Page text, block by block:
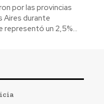
por las provincias
Aires durante
representó un 2,5%...